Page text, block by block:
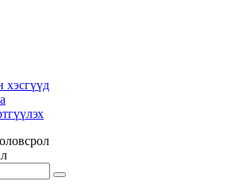
хэсгүүд